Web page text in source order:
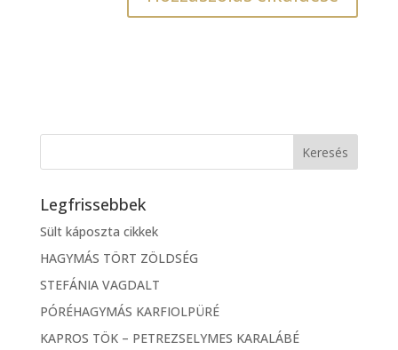
Legfrissebbek
Sült káposzta cikkek
HAGYMÁS TÖRT ZÖLDSÉG
STEFÁNIA VAGDALT
PÓRÉHAGYMÁS KARFIOLPÜRÉ
KAPROS TÖK – PETREZSELYMES KARALÁBÉ